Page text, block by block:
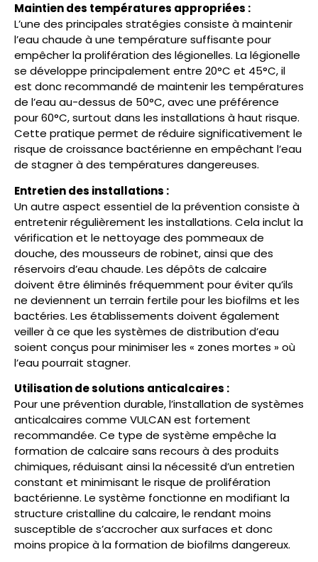
Maintien des températures appropriées :
L’une des principales stratégies consiste à maintenir
l’eau chaude à une température suffisante pour
empêcher la prolifération des légionelles. La légionelle
se développe principalement entre 20°C et 45°C, il
est donc recommandé de maintenir les températures
de l’eau au-dessus de 50°C, avec une préférence
pour 60°C, surtout dans les installations à haut risque.
Cette pratique permet de réduire significativement le
risque de croissance bactérienne en empêchant l’eau
de stagner à des températures dangereuses​.
Entretien des installations :
Un autre aspect essentiel de la prévention consiste à
entretenir régulièrement les installations. Cela inclut la
vérification et le nettoyage des pommeaux de
douche, des mousseurs de robinet, ainsi que des
réservoirs d’eau chaude. Les dépôts de calcaire
doivent être éliminés fréquemment pour éviter qu’ils
ne deviennent un terrain fertile pour les biofilms et les
bactéries. Les établissements doivent également
veiller à ce que les systèmes de distribution d’eau
soient conçus pour minimiser les « zones mortes » où
l’eau pourrait stagner​.
Utilisation de solutions anticalcaires :
Pour une prévention durable, l’installation de systèmes
anticalcaires comme VULCAN est fortement
recommandée. Ce type de système empêche la
formation de calcaire sans recours à des produits
chimiques, réduisant ainsi la nécessité d’un entretien
constant et minimisant le risque de prolifération
bactérienne. Le système fonctionne en modifiant la
structure cristalline du calcaire, le rendant moins
susceptible de s’accrocher aux surfaces et donc
moins propice à la formation de biofilms dangereux​.